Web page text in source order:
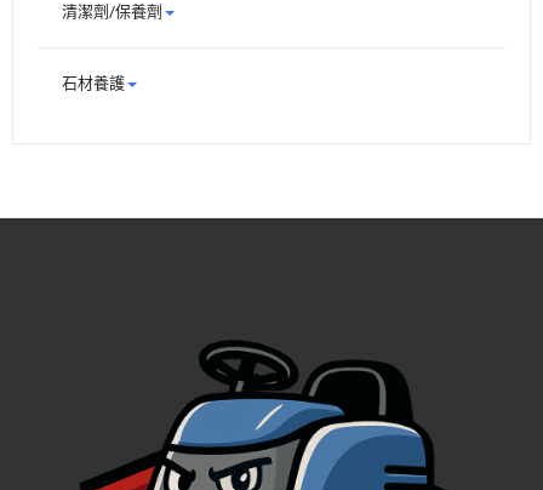
清潔劑/保養劑
石材養護